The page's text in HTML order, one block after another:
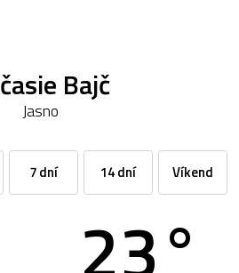
Bajč
Jasno
7 dní 14 dní Víkend
23°